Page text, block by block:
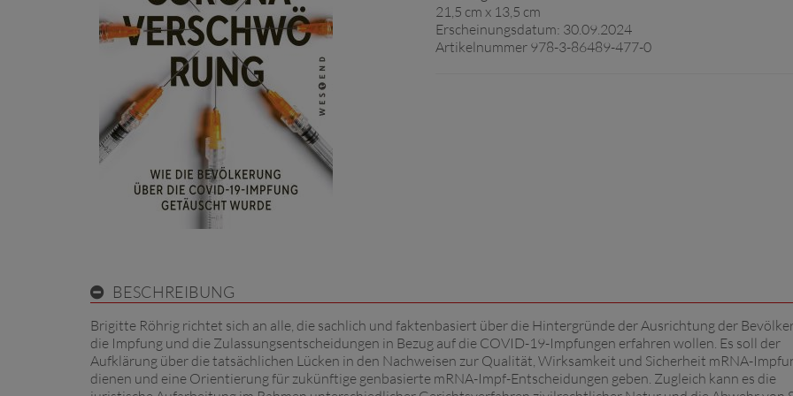
21,5 cm x 13,5 cm
Erscheinungsdatum: 30.09.2024
Artikelnummer 978-3-86489-477-0
BESCHREIBUNG
Brigitte Röhrig richtet sich an alle, die sachlich und faktenbasiert über die Hintergründe der Ausrichtung der
die Impfung und die Zulassungsentscheidungen in Bezug auf die COVID-19-Impfungen erfahren wollen. Es soll der
Aufklärung über die tatsächlichen Lücken in den Nachweisen zur Qualität, Wirksamkeit und Sicherheit mRNA-
dienen und eine Orientierung für zukünftige genbasierte mRNA-Impf-Entscheidungen geben. Zugleich kann es die